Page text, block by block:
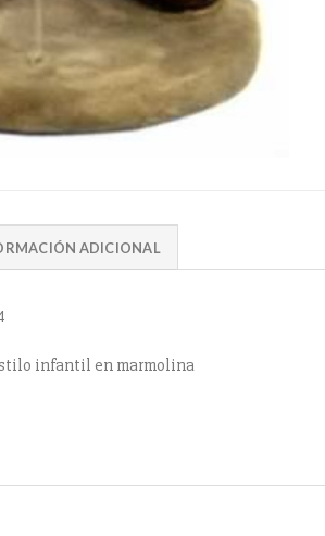
ADICIONAL
infantil en marmolina